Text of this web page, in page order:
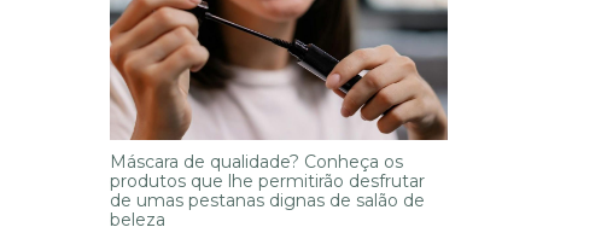
Máscara de qualidade? Conheça os
produtos que lhe permitirão desfrutar
de umas pestanas dignas de salão de
beleza